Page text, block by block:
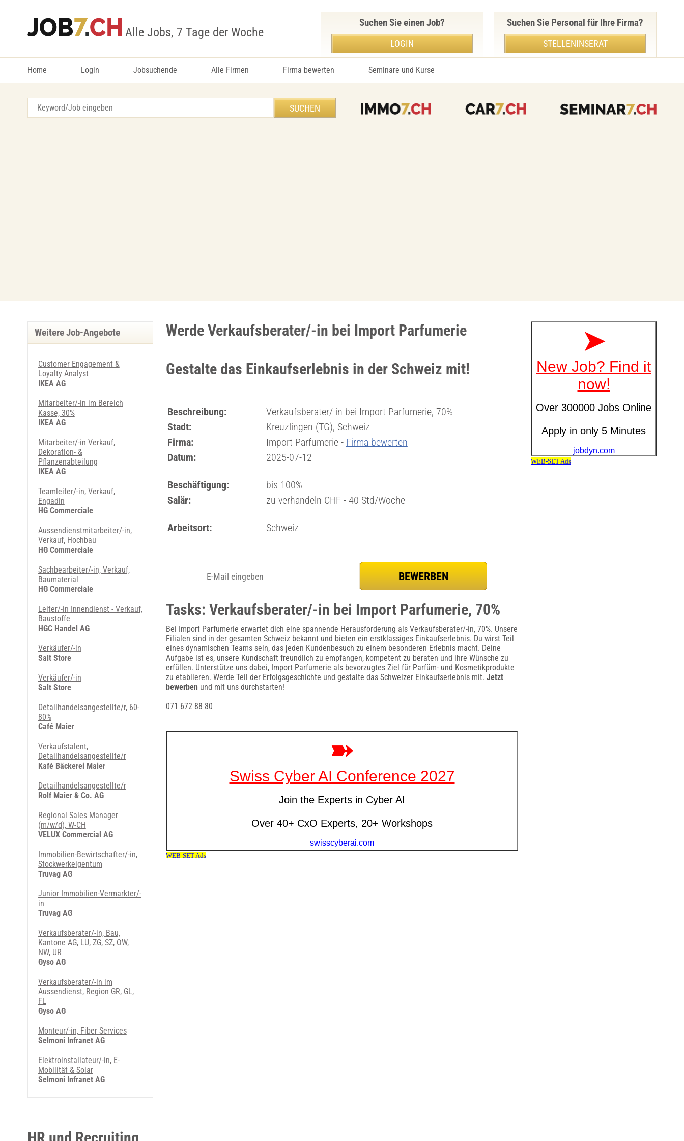
Alle Jobs, 7 Tage der Woche
Home Login Jobsuchende Alle Firmen Firma bewerten Seminare und Kurse
Suchen Sie einen Job?
LOGIN
Suchen Sie Personal für Ihre Firma?
STELLENINSERAT
Werde Verkaufsberater/-in bei Import Parfumerie
Gestalte das Einkaufserlebnis in der Schweiz mit!
Beschreibung:
Verkaufsberater/-in bei Import Parfumerie, 70%
Stadt:
Kreuzlingen (TG), Schweiz
Firma:
Import Parfumerie - Firma bewerten
Datum:
2025-07-12
Beschäftigung:
bis 100%
Salär:
zu verhandeln CHF - 40 Std/Woche
Arbeitsort: Schweiz
Tasks: Verkaufsberater/-in bei Import Parfumerie, 70%
Bei Import Parfumerie erwartet dich eine spannende Herausforderung als Verkaufsberater/-in, 70%. Unsere
Filialen sind in der gesamten Schweiz bekannt und bieten ein erstklassiges Einkaufserlebnis. Du wirst Teil
eines dynamischen Teams sein, das jeden Kundenbesuch zu einem besonderen Erlebnis macht. Deine
Aufgabe ist es, unsere Kundschaft freundlich zu empfangen, kompetent zu beraten und ihre Wünsche zu
erfüllen. Unterstütze uns dabei, Import Parfumerie als bevorzugtes Ziel für Parfüm- und Kosmetikprodukte
zu etablieren. Werde Teil der Erfolgsgeschichte und gestalte das Schweizer Einkaufserlebnis mit. Jetzt
bewerben und mit uns durchstarten!
071 672 88 80
Weitere Job-Angebote
Customer Engagement &
Loyalty Analyst
IKEA AG
Mitarbeiter/-in im Bereich
Kasse, 30%
IKEA AG
Mitarbeiter/-in Verkauf,
Dekoration- &
Pflanzenabteilung
IKEA AG
Teamleiter/-in, Verkauf,
Engadin
HG Commerciale
Aussendienstmitarbeiter/-in,
Verkauf, Hochbau
HG Commerciale
Sachbearbeiter/-in, Verkauf,
Baumaterial
HG Commerciale
Leiter/-in Innendienst - Verkauf,
Baustoffe
HGC Handel AG
Verkäufer/-in
Salt Store
Verkäufer/-in
Salt Store
Detailhandelsangestellte/r, 60-
80%
Café Maier
Verkaufstalent,
Detailhandelsangestellte/r
Kafé Bäckerei Maier
Detailhandelsangestellte/r
Rolf Maier & Co. AG
Regional Sales Manager
(m/w/d), W-CH
VELUX Commercial AG
Immobilien-Bewirtschafter/-in,
Stockwerkeigentum
Truvag AG
Junior Immobilien-Vermarkter/-
in
Truvag AG
Verkaufsberater/-in, Bau,
Kantone AG, LU, ZG, SZ, OW,
NW, UR
Gyso AG
Verkaufsberater/-in im
Aussendienst, Region GR, GL,
FL
Gyso AG
Monteur/-in, Fiber Services
Selmoni Infranet AG
Elektroinstallateur/-in, E-
Mobilität & Solar
Selmoni Infranet AG